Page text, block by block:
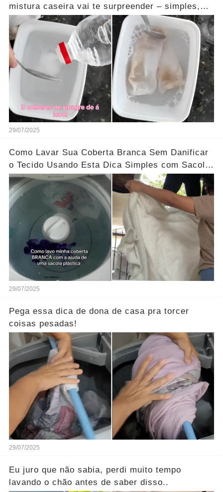
mistura caseira vai te surpreender – simples,
barata e funciona mesmo!
29/07/2025
Como Lavar Sua Coberta Branca Sem Danificar
o Tecido Usando Esta Dica Simples com Sacola
Plástica!
29/07/2025
Pega essa dica de dona de casa pra torcer
coisas pesadas!
29/07/2025
Eu juro que não sabia, perdi muito tempo
lavando o chão antes de saber disso..